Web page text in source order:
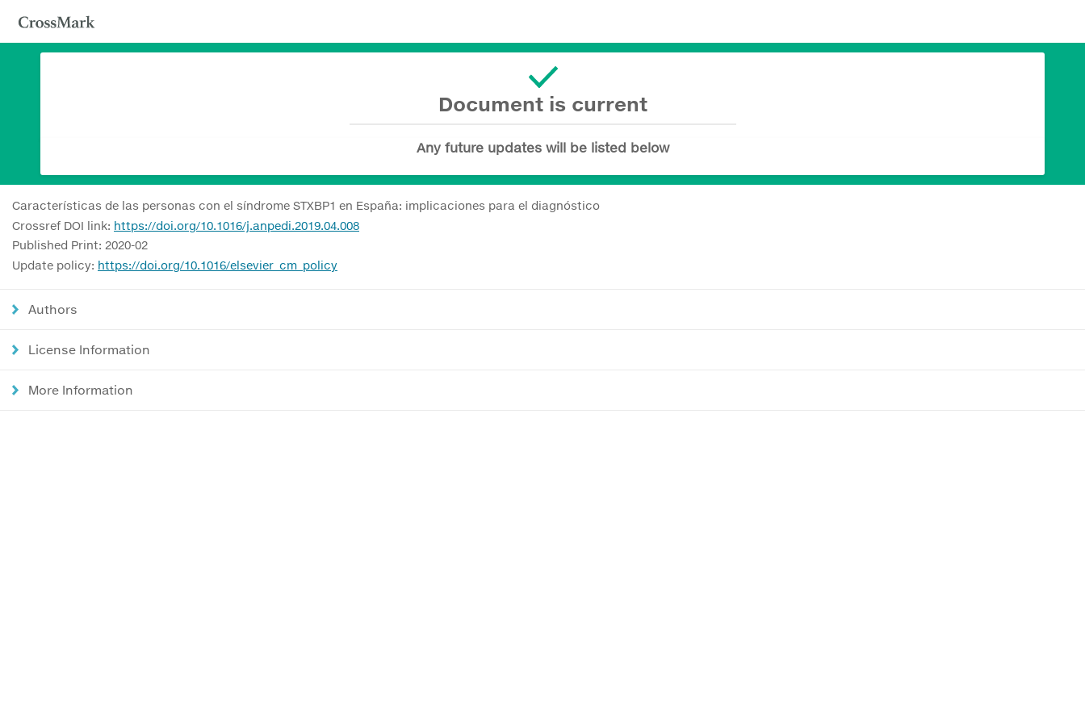
Document is current
Any future updates will be listed below
Características de las personas con el síndrome STXBP1 en España: implicaciones para el diagnóstico
Crossref DOI link: https://doi.org/10.1016/j.anpedi.2019.04.008
Published Print: 2020-02
Update policy: https://doi.org/10.1016/elsevier_cm_policy
Authors
License Information
More Information